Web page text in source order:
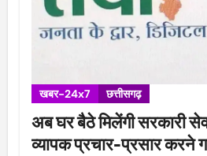
खबर-24x7 छत्तीसगढ़
अब घर बैठे मिलेंगी सरकारी
व्यापक प्रचार-प्रसार करने